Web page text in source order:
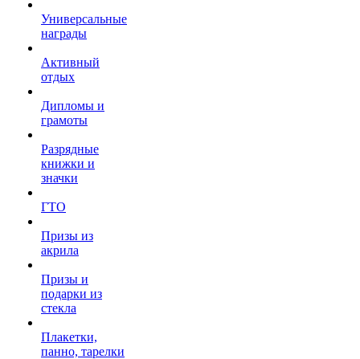
Универсальные
награды
Активный
отдых
Дипломы и
грамоты
Разрядные
книжки и
значки
ГТО
Призы из
акрила
Призы и
подарки из
стекла
Плакетки,
панно, тарелки